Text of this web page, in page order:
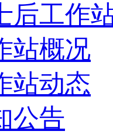
后工作
站概况
站动态
公告